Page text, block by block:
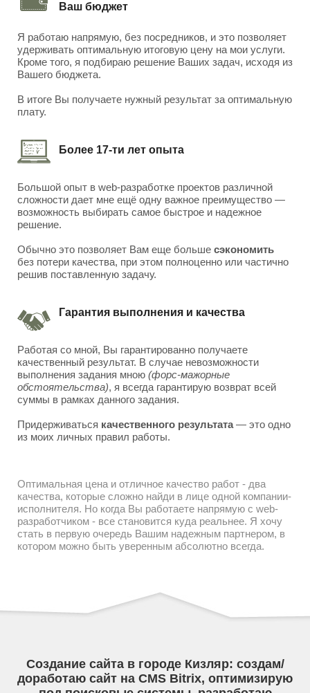
Ваш бюджет
Я работаю напрямую, без посредников, и это позволяет
удерживать оптимальную итоговую цену на мои услуги.
Кроме того, я подбираю решение Ваших задач, исходя из
Вашего бюджета.
В итоге Вы получаете нужный результат за оптимальную
плату.
Более 17-ти лет опыта
Большой опыт в web-разработке проектов различной
сложности дает мне ещё одну важное преимущество —
возможность выбирать самое быстрое и надежное
решение.
Обычно это позволяет Вам еще больше сэкономить
без потери качества, при этом полноценно или частично
решив поставленную задачу.
Гарантия выполнения и качества
Работая со мной, Вы гарантированно получаете
качественный результат. В случае невозможности
выполнения задания мною (форс-мажорные
обстоятельства), я всегда гарантирую возврат всей
суммы в рамках данного задания.
Придерживаться качественного результата— это одно
из моих личных правил работы.
Оптимальная цена и отличное качество работ - два
качества, которые сложно найди в лице одной компании-
исполнителя. Но когда Вы работаете напрямую с web-
разработчиком - все становится куда реальнее. Я хочу
стать в первую очередь Вашим надежным партнером, в
котором можно быть уверенным абсолютно всегда.
Создание сайта в городе Кизляр: создам/
доработаю сайт на CMS Bitrix, оптимизирую